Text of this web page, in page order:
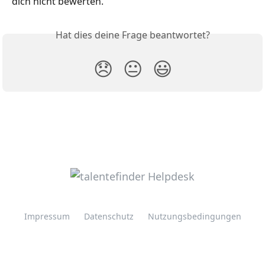
Hat dies deine Frage beantwortet?
😞 😐 😃
Impressum Datenschutz Nutzungsbedingungen